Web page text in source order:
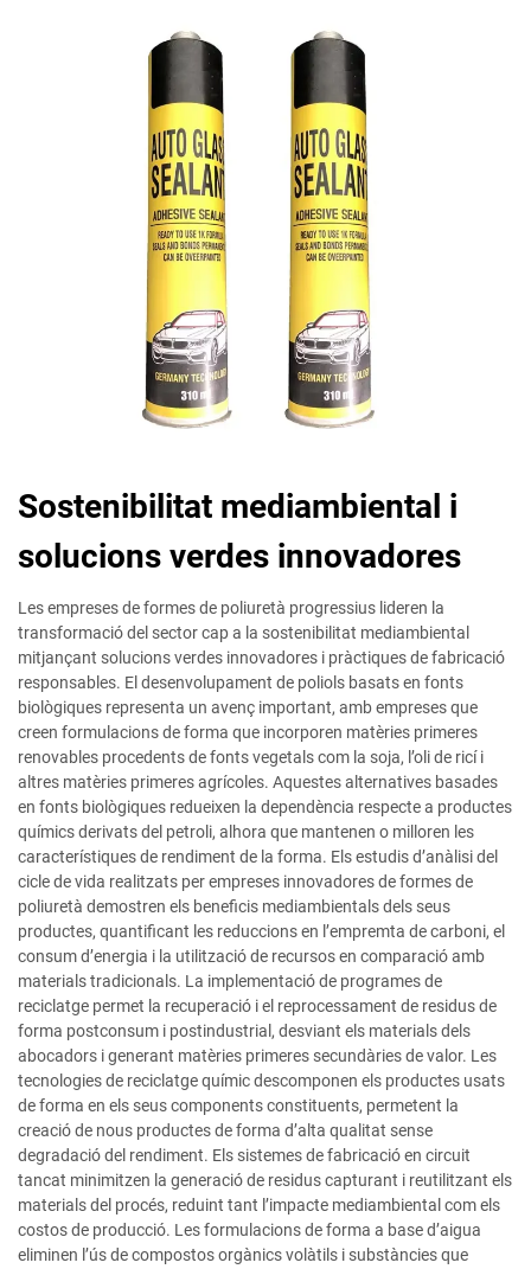
Sostenibilitat mediambiental i
solucions verdes innovadores
Les empreses de formes de poliuretà progressius lideren la
transformació del sector cap a la sostenibilitat mediambiental
mitjançant solucions verdes innovadores i pràctiques de fabricació
responsables. El desenvolupament de poliols basats en fonts
biològiques representa un avenç important, amb empreses que
creen formulacions de forma que incorporen matèries primeres
renovables procedents de fonts vegetals com la soja, l’oli de ricí i
altres matèries primeres agrícoles. Aquestes alternatives basades
en fonts biològiques redueixen la dependència respecte a productes
químics derivats del petroli, alhora que mantenen o milloren les
característiques de rendiment de la forma. Els estudis d’anàlisi del
cicle de vida realitzats per empreses innovadores de formes de
poliuretà demostren els beneficis mediambientals dels seus
productes, quantificant les reduccions en l’empremta de carboni, el
consum d’energia i la utilització de recursos en comparació amb
materials tradicionals. La implementació de programes de
reciclatge permet la recuperació i el reprocessament de residus de
forma postconsum i postindustrial, desviant els materials dels
abocadors i generant matèries primeres secundàries de valor. Les
tecnologies de reciclatge químic descomponen els productes usats
de forma en els seus components constituents, permetent la
creació de nous productes de forma d’alta qualitat sense
degradació del rendiment. Els sistemes de fabricació en circuit
tancat minimitzen la generació de residus capturant i reutilitzant els
materials del procés, reduint tant l’impacte mediambiental com els
costos de producció. Les formulacions de forma a base d’aigua
eliminen l’ús de compostos orgànics volàtils i substàncies que